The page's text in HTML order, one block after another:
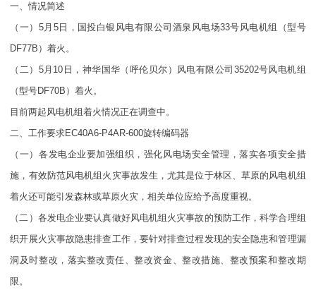
一、情况简述
（一）5月5日，国投白银风电有限公司酒泉风电场33号风电机组（型号
DF77B）着火。
（二）5月10日，神华国华（呼伦贝尔）风电有限公司35202号风电机组
（型号DF70B）着火。
目前两起风电机组着火情况正在调查中。
二、工作要求EC40A6-P4AR-600旋转编码器
（一）各发电企业要加强组织，强化风电场安全管理，落实各项安全措
施，有效防范风电机组火灾事故发生，尤其是位于林区、草原的风电机组
着火还可能引发森林或草原火灾，相关单位应给予高度重视。
（二）各发电企业要认真做好风电机组火灾事故的预防工作，科学合理组
织开展火灾事故隐患排查工作，要针对排查过程发现的安全隐患和管理漏
洞及时整改，落实整改责任、整改资金、整改措施、整改预案和整改期
限。